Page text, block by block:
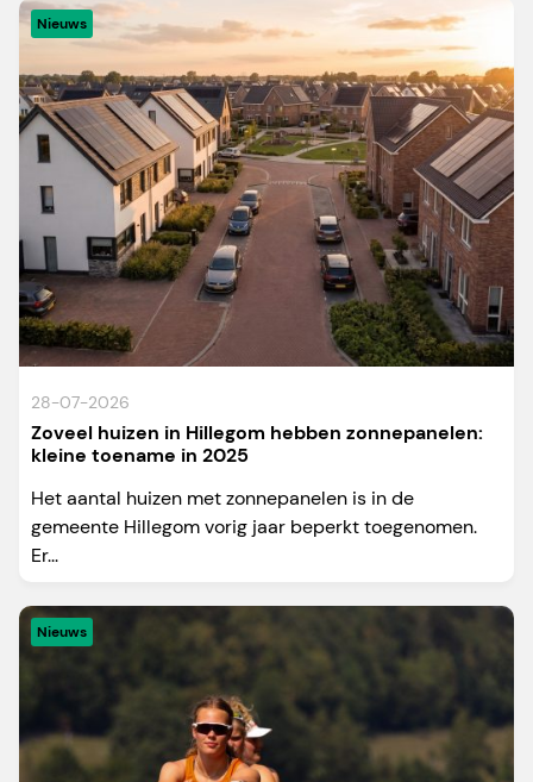
Nieuws
28-07-2026
Zoveel huizen in Hillegom hebben zonnepanelen:
kleine toename in 2025
Het aantal huizen met zonnepanelen is in de
gemeente Hillegom vorig jaar beperkt toegenomen.
Er...
Nieuws